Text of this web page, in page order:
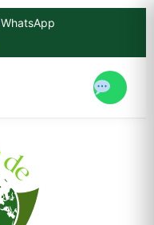
WhatsApp